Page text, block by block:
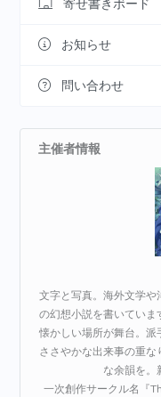
お知らせ
問い合わせ
主催者情報
文字と写真。海外文学や
の幻想小説を書いてい
懐かしい場所が舞台。派
ささやかな出来事の重な
な余韻を。
一次創作サークル名『